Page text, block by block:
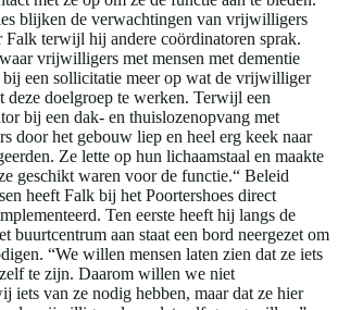
blijken de verwachtingen van vrijwilligers
Falk terwijl hij andere coördinatoren sprak.
vrijwilligers met mensen met dementie
een sollicitatie meer op wat de vrijwilliger
deze doelgroep te werken. Terwijl een
bij een dak- en thuislozenopvang met
door het gebouw liep en heel erg keek naar
Ze lette op hun lichaamstaal en maakte
geschikt waren voor de functie.“ Beleid
heeft Falk bij het Poortershoes direct
Ten eerste heeft hij langs de
buurtcentrum aan staat een bord neergezet om
“We willen mensen laten zien dat ze iets
te zijn. Daarom willen we niet
iets van ze nodig hebben, maar dat ze hier